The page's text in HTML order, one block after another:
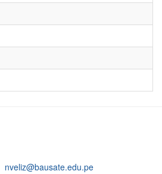
nveliz@bausate.edu.pe